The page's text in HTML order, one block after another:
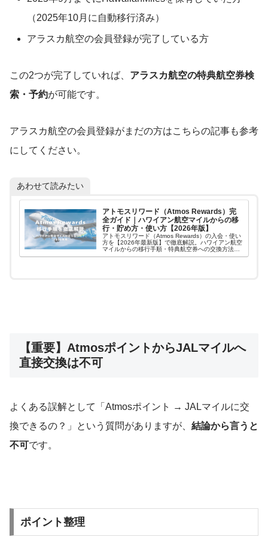
（2025年10月に自動移行済み）
アラスカ航空の会員登録が完了している方
この2つが完了していれば、 アラスカ航空の特典航空券検
索・予約が可能です。
アラスカ航空の会員登録がまだの方はこちらの記事も参考
にしてください。
あわせて読みたい
アトモスリワード（Atmos Rewards）完
全ガイド｜ハワイアン航空マイルからの移
行・貯め方・使い方【2026年版】
アトモスリワード（Atmos Rewards）の入会・使い
方を【2026年最新版】で徹底解説。ハワイアン航空
マイルからの移行手順・特典航空券への交換方法・
ポイントの貯め方まで初心者にもわかりやすく紹介
【重要】AtmosポイントからJALマイルへ
直接交換は不可
よくある誤解として「Atmosポイント → JALマイルに交
換できるの？」という質問がありますが、 結論から言うと
不可です。
ポイント整理